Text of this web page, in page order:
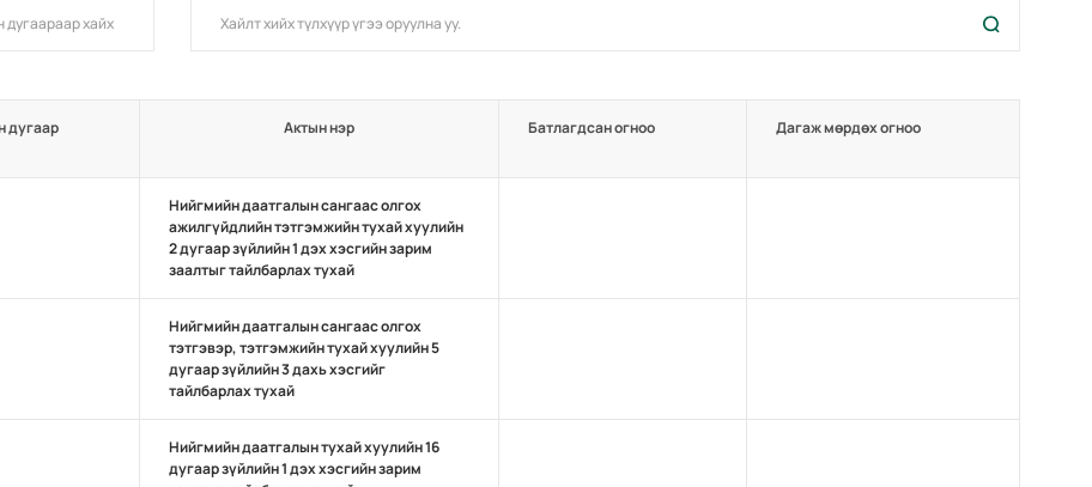
дугаар Актын нэр Батлагдсан огноо Дагаж мөрдөх огноо
Нийгмийн даатгалын сангаас олгох
ажилгүйдлийн тэтгэмжийн тухай хуулийн
2 дугаар зүйлийн 1 дэх хэсгийн зарим
заалтыг тайлбарлах тухай
Нийгмийн даатгалын сангаас олгох
тэтгэвэр, тэтгэмжийн тухай хуулийн 5
дугаар зүйлийн 3 дахь хэсгийг
тайлбарлах тухай
Нийгмийн даатгалын тухай хуулийн 16
дугаар зүйлийн 1 дэх хэсгийн зарим